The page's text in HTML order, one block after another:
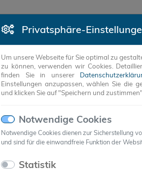
Privatsphäre-
Um unsere Webseite für Sie optimal zu
zu können, verwenden wir Cookies.
finden Sie in unserer
Einstellungen anzupassen, wählen Sie die
und klicken Sie auf "Speichern und zustimmen".
Notwendige Cookies
Notwendige Cookies dienen zur Sicherstellung
und sind für die einwandfreie Funktion der
Statistik
REFERENZEN